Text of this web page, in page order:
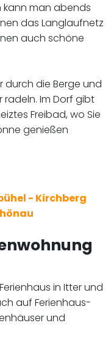
man abends
das Langlaufnetz
auch schöne
durch die Berge und
Im Dorf gibt
Freibad, wo Sie
genießen
- Kirchberg
in Itter und
auf Ferienhaus-
und